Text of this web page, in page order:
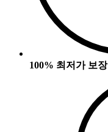
100% 최저가 보장